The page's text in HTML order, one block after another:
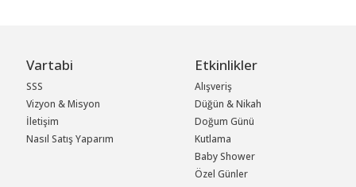
Vartabi
SSS
Vizyon & Misyon
İletişim
Nasıl Satış Yaparım
Etkinlikler
Alışveriş
Düğün & Nikah
Doğum Günü
Kutlama
Baby Shower
Özel Günler